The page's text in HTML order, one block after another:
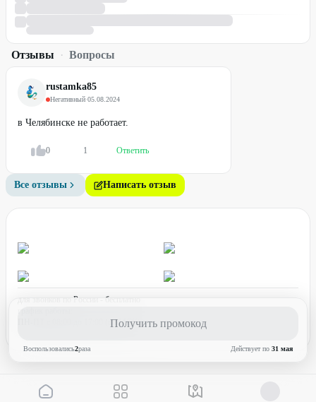
Получить промокод
Воспользовались2раза Действует по 31 мая
Отзывы · Вопросы
rustamka85
Негативный·05.08.2024
в Челябинске не работает.
0 1 Ответить
Все отзывы Написать отзыв
для звонков по России - бесплатно
ПН-ПТ с 08:00 до 17:00 (по МСК)